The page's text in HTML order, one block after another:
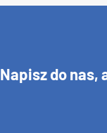
Napisz do nas,